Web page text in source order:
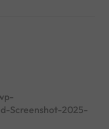
Screenshot-2025-